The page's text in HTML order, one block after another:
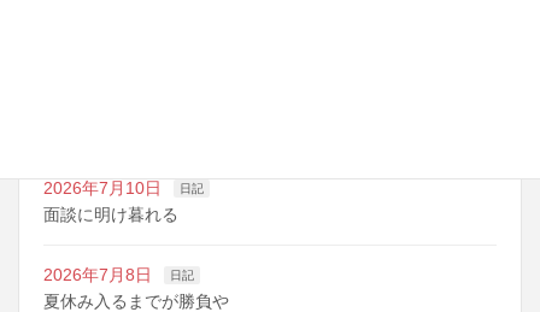
2026年7月10日 日記
面談に明け暮れる
2026年7月8日 日記
夏休み入るまでが勝負や